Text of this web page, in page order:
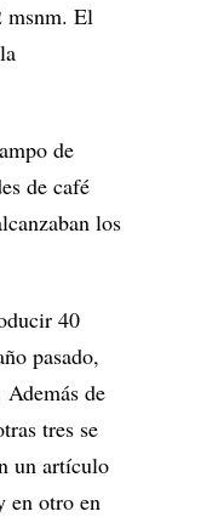
msnm. El
de
de café
los
40
pasado,
de
tres se
un artículo
en otro en